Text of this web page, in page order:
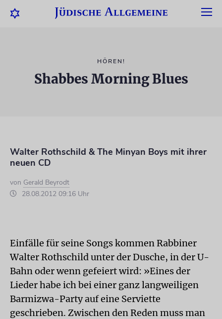
HÖREN!
Shabbes Morning Blues
Walter Rothschild & The Minyan Boys mit ihrer
neuen CD
von Gerald Beyrodt
28.08.2012 09:16 Uhr
Einfälle für seine Songs kommen Rabbiner
Walter Rothschild unter der Dusche, in der U-
Bahn oder wenn gefeiert wird: »Eines der
Lieder habe ich bei einer ganz langweiligen
Barmizwa-Party auf eine Serviette
geschrieben. Zwischen den Reden muss man